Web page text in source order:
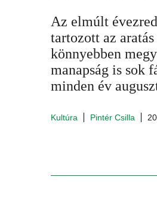
Az elmúlt
tartozott az
könnyebben
manapság is sok
minden év
Kultúra Pintér Csilla